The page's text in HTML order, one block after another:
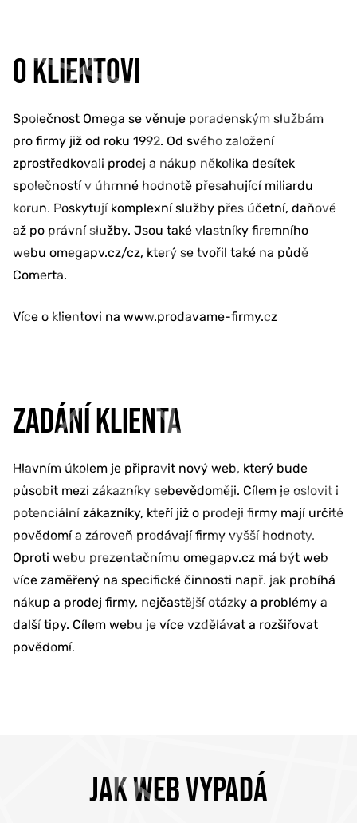
O KLIENTOVI
Společnost Omega se věnuje poradenským službám
pro firmy již od roku 1992. Od svého založení
zprostředkovali prodej a nákup několika desítek
společností v úhrnné hodnotě přesahující miliardu
korun. Poskytují komplexní služby přes účetní, daňové
až po právní služby. Jsou také vlastníky firemního
webu omegapv.cz/cz, který se tvořil také na půdě
Comerta.
Více o klientovi na www.prodavame-firmy.cz
ZADÁNÍ KLIENTA
Hlavním úkolem je připravit nový web, který bude
působit mezi zákazníky sebevědoměji. Cílem je oslovit i
potenciální zákazníky, kteří již o prodeji firmy mají určité
povědomí a zároveň prodávají firmy vyšší hodnoty.
Oproti webu prezentačnímu omegapv.cz má být web
více zaměřený na specifické činnosti např. jak probíhá
nákup a prodej firmy, nejčastější otázky a problémy a
další tipy. Cílem webu je více vzdělávat a rozšiřovat
povědomí.
JAK WEB VYPADÁ